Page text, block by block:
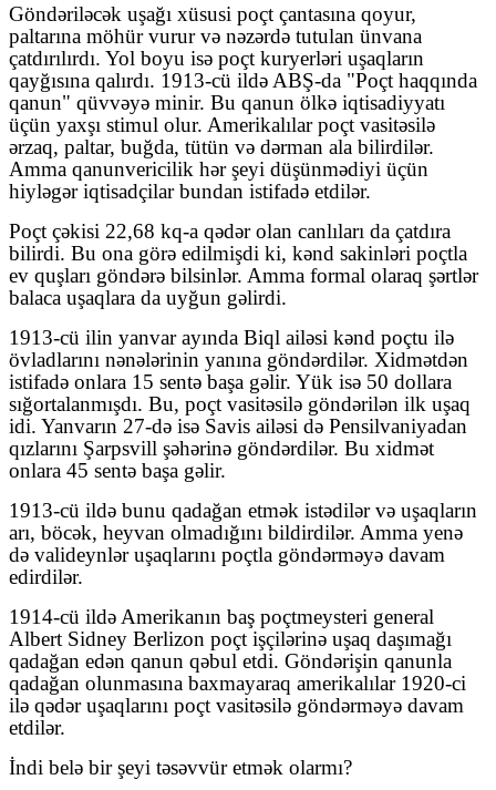
Göndəriləcək uşağı xüsusi poçt çantasına qoyur,
paltarına möhür vurur və nəzərdə tutulan ünvana
çatdırılırdı. Yol boyu isə poçt kuryerləri uşaqların
qayğısına qalırdı. 1913-cü ildə ABŞ-da "Poçt haqqında
qanun" qüvvəyə minir. Bu qanun ölkə iqtisadiyyatı
üçün yaxşı stimul olur. Amerikalılar poçt vasitəsilə
ərzaq, paltar, buğda, tütün və dərman ala bilirdilər.
Amma qanunvericilik hər şeyi düşünmədiyi üçün
hiyləgər iqtisadçilar bundan istifadə etdilər.
Poçt çəkisi 22,68 kq-a qədər olan canlıları da çatdıra
bilirdi. Bu ona görə edilmişdi ki, kənd sakinləri poçtla
ev quşları göndərə bilsinlər. Amma formal olaraq şərtlər
balaca uşaqlara da uyğun gəlirdi.
1913-cü ilin yanvar ayında Biql ailəsi kənd poçtu ilə
övladlarını nənələrinin yanına göndərdilər. Xidmətdən
istifadə onlara 15 sentə başa gəlir. Yük isə 50 dollara
sığortalanmışdı. Bu, poçt vasitəsilə göndərilən ilk uşaq
idi. Yanvarın 27-də isə Savis ailəsi də Pensilvaniyadan
qızlarını Şarpsvill şəhərinə göndərdilər. Bu xidmət
onlara 45 sentə başa gəlir.
1913-cü ildə bunu qadağan etmək istədilər və uşaqların
arı, böcək, heyvan olmadığını bildirdilər. Amma yenə
də valideynlər uşaqlarını poçtla göndərməyə davam
edirdilər.
1914-cü ildə Amerikanın baş poçtmeysteri general
Albert Sidney Berlizon poçt işçilərinə uşaq daşımağı
qadağan edən qanun qəbul etdi. Göndərişin qanunla
qadağan olunmasına baxmayaraq amerikalılar 1920-ci
ilə qədər uşaqlarını poçt vasitəsilə göndərməyə davam
etdilər.
İndi belə bir şeyi təsəvvür etmək olarmı?